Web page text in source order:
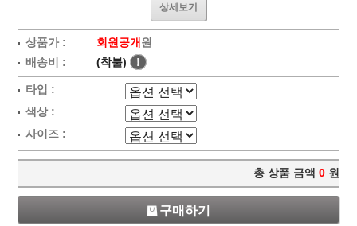
상세보기
상품가 : 회원공개원
배송비 :
(착불) !
타입 :
색상 :
사이즈 :
총 상품 금액 0 원
구매하기